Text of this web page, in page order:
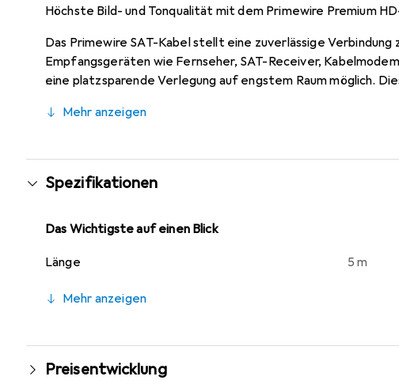
Höchste Bild- und Tonqualität mit dem Primewire Premium
Das Primewire SAT-Kabel stellt eine zuverlässige Verbindung
Empfangsgeräten wie Fernseher, SAT-Receiver,
eine platzsparende Verlegung auf engstem Raum möglich.
Mehr anzeigen
Spezifikationen
Das Wichtigste auf einen Blick
Länge 5 m
Mehr anzeigen
Preisentwicklung